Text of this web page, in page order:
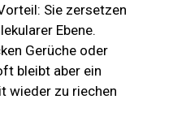
Sie zersetzen
Ebene.
Gerüche oder
bleibt aber ein
wieder zu riechen